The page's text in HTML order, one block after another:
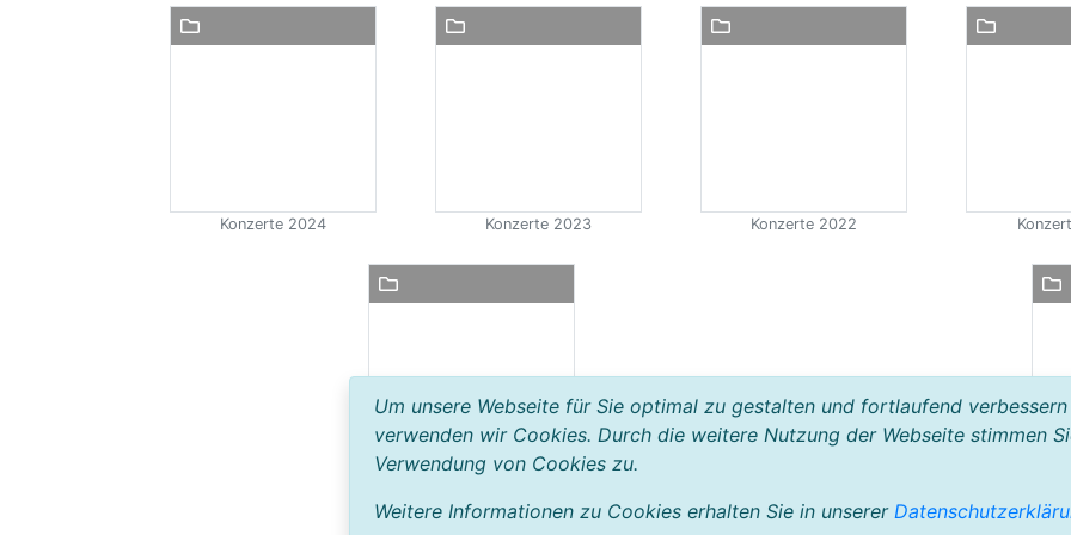
Konzerte 2024 Konzerte 2023 Konzerte 2022
Um unsere Webseite für Sie optimal zu gestalten und fortlaufend
verwenden wir Cookies. Durch die weitere Nutzung der Webseite stimmen
Verwendung von Cookies zu.
Weitere Informationen zu Cookies erhalten Sie in unserer